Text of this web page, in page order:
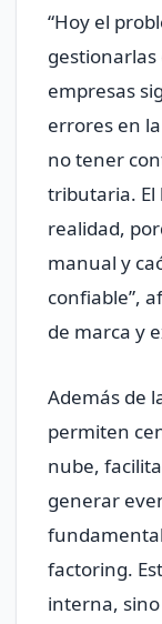
“Hoy el
empresas
errores en
no tener
tributaria. El
realidad,
manual y
confiable”,
de marca y
Además de
permiten
nube,
generar
factoring.
interna,